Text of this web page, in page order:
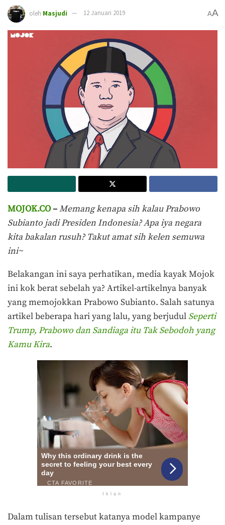
oleh Masjudi 12 Januari 2019 AA
MOJOK.CO–Memang kenapa sih kalau Prabowo
Subianto jadi Presiden Indonesia? Apa iya negara
kita bakalan rusuh? Takut amat sih kelen semuwa
ini~
Belakangan ini saya perhatikan, media kayak Mojok
ini kok berat sebelah ya? Artikel-artikelnya banyak
yang memojokkan Prabowo Subianto. Salah satunya
artikel beberapa hari yang lalu, yang berjudul Seperti
Trump, Prabowo dan Sandiaga itu Tak Sebodoh yang
Kamu Kira.
Iklan
Dalam tulisan tersebut katanya model kampanye